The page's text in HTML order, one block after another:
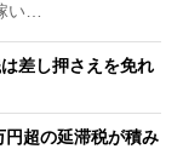
い…
差し押さえを免れ
超の延滞税が積み